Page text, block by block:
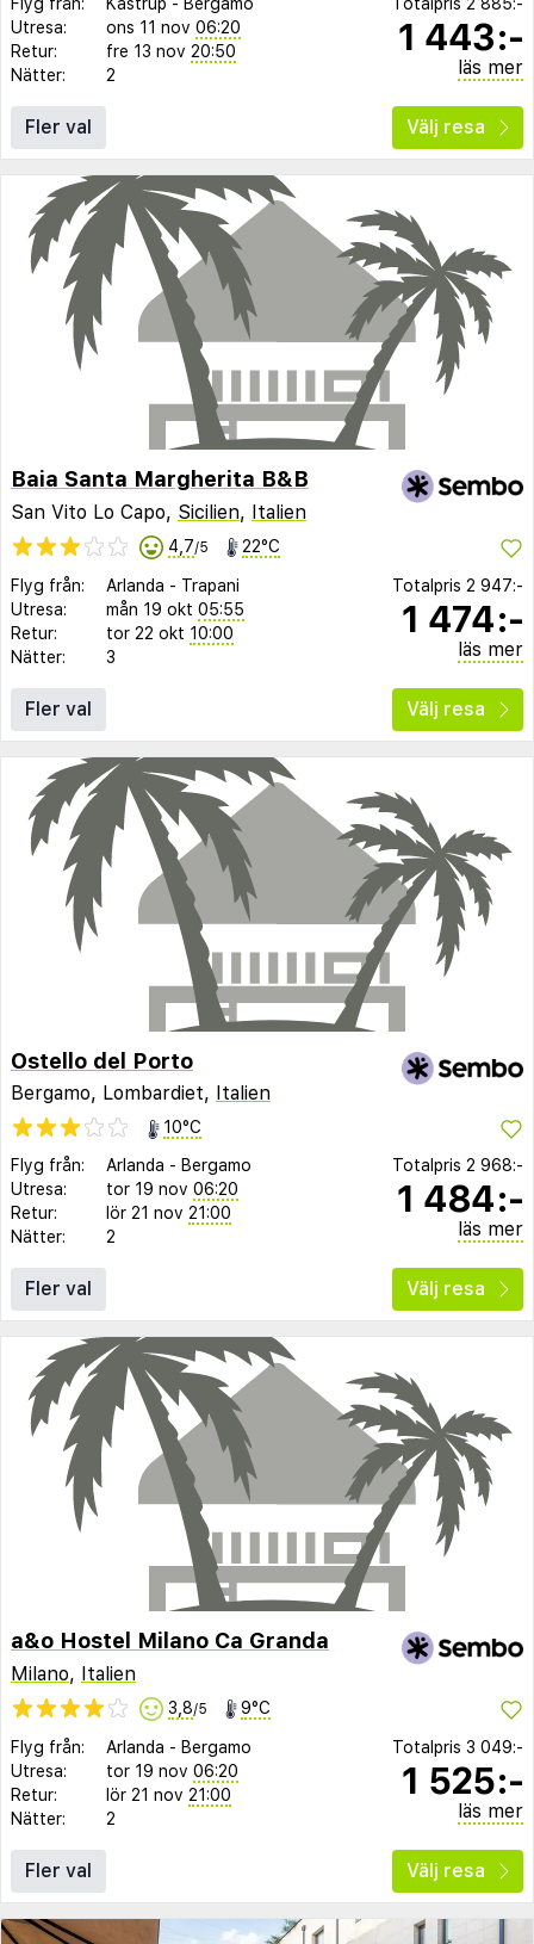
Utresa:
ons 11 nov 06:20
Retur:
fre 13 nov 20:50
Nätter:
2
1 443:-
läs mer
Fler val Välj resa
Baia Santa Margherita B&B
San Vito Lo Capo, Sicilien, Italien
4,7/5 22°C
Flyg från: Arlanda - Trapani
Utresa:
mån 19 okt 05:55
Retur:
tor 22 okt 10:00
Nätter:
3
Totalpris 2 947:-
1 474:-
läs mer
Fler val Välj resa
Ostello del Porto
Bergamo, Lombardiet, Italien
10°C
Flyg från:
Arlanda - Bergamo
Utresa:
tor 19 nov 06:20
Retur:
lör 21 nov 21:00
Nätter:
2
Totalpris 2 968:-
1 484:-
läs mer
Fler val Välj resa
a&o Hostel Milano Ca Granda
Milano, Italien
3,8/5 9°C
Flyg från: Arlanda - Bergamo
Utresa:
tor 19 nov 06:20
Retur:
lör 21 nov 21:00
Nätter:
2
Totalpris 3 049:-
1 525:-
läs mer
Fler val Välj resa